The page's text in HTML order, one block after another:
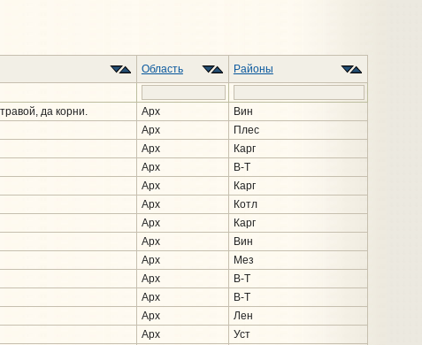
Область Районы
да корни. Арх
Вин
Арх
Плес
Арх
Карг
Арх
В-Т
Арх
Карг
Арх
Котл
Арх
Карг
Арх
Вин
Арх
Мез
Арх
В-Т
Арх
В-Т
Арх
Лен
Арх
Уст